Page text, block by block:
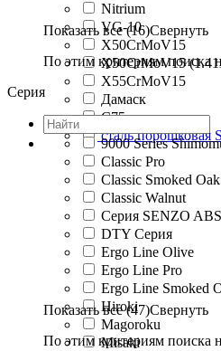
Nitrium
VG-10
X50CrMoV15
X50CrMoV15
X55CrMoV15
Дамаск
С75
сталь порошковая
Показать все (16)Свернуть
По этим критериям поиска
Серия
9000 Series
Classic Pro
Classic Smoked Oak
Classic Walnut
Cерия SENZO ABS
DTY Серия
Ergo Line Olive
Ergo Line Pro
Ergo Line Smoked
Hiroki
Magoroku
Misaki
Показать все (47)Свернуть
По этим критериям поиска